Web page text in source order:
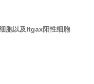
胞以及Itgax阳性细胞